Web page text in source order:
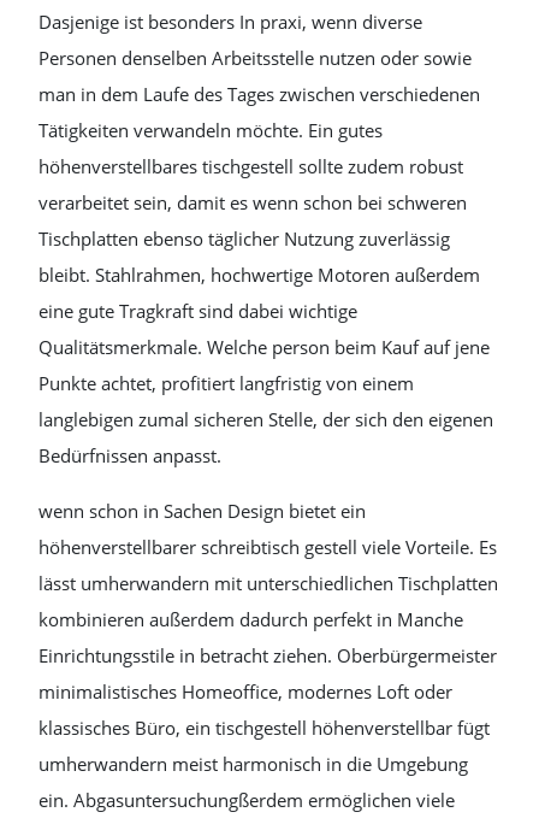
Dasjenige ist besonders In praxi, wenn diverse
Personen denselben Arbeitsstelle nutzen oder sowie
man in dem Laufe des Tages zwischen verschiedenen
Tätigkeiten verwandeln möchte. Ein gutes
höhenverstellbares tischgestell sollte zudem robust
verarbeitet sein, damit es wenn schon bei schweren
Tischplatten ebenso täglicher Nutzung zuverlässig
bleibt. Stahlrahmen, hochwertige Motoren außerdem
eine gute Tragkraft sind dabei wichtige
Qualitätsmerkmale. Welche person beim Kauf auf jene
Punkte achtet, profitiert langfristig von einem
langlebigen zumal sicheren Stelle, der sich den eigenen
Bedürfnissen anpasst.
wenn schon in Sachen Design bietet ein
höhenverstellbarer schreibtisch gestell viele Vorteile. Es
lässt umherwandern mit unterschiedlichen Tischplatten
kombinieren außerdem dadurch perfekt in Manche
Einrichtungsstile in betracht ziehen. Oberbürgermeister
minimalistisches Homeoffice, modernes Loft oder
klassisches Büro, ein tischgestell höhenverstellbar fügt
umherwandern meist harmonisch in die Umgebung
ein. Abgasuntersuchungßerdem ermöglichen viele